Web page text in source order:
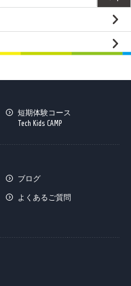
短期体験コース
Tech Kids CAMP
ブログ
よくあるご質問